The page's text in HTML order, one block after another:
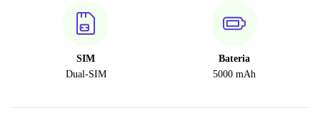
SIM
Dual-SIM
Bateria
5000 mAh